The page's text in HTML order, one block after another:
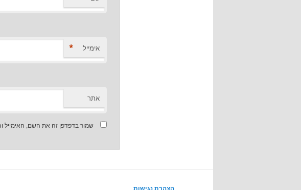
אימייל *
אתר
שמור בדפדפן זה את השם, האימייל
הצהרת נגישות